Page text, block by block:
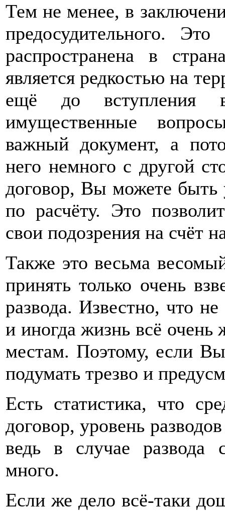
Тем не менее, в
предосудительного.
распространена в
является редкостью на
ещё до вступления
имущественные
важный документ, а
него немного с другой
договор, Вы можете быть
по расчёту. Это
свои подозрения на счёт
Также это весьма
принять только очень
развода. Известно, что
и иногда жизнь всё очень
местам. Поэтому, если
подумать трезво и
Есть статистика, что
договор, уровень
ведь в случае развода
много.
Если же дело всё-таки